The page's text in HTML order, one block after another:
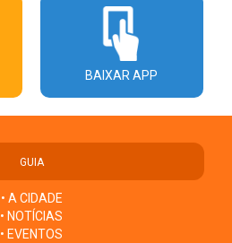
BAIXAR APP
GUIA
• A CIDADE
• NOTÍCIAS
• EVENTOS